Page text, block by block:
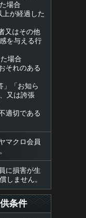
場合
が経過した
又はその他
を与える行
場合
それのある
」「お知ら
又は誇張
適切である
マクロ会員
に損害が生
しません。
条件